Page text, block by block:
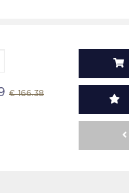
€ 166.38